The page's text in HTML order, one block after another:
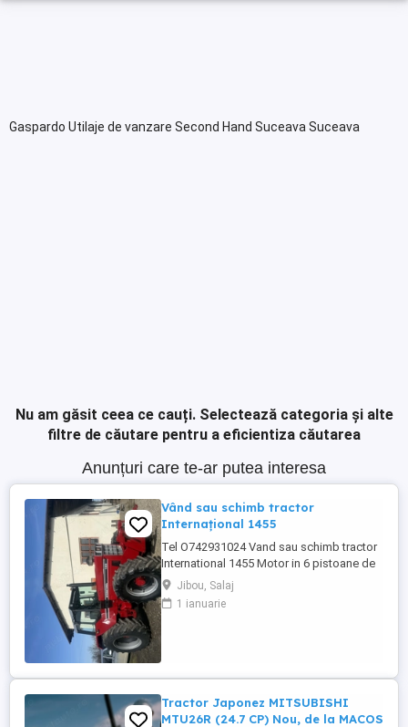
Gaspardo Utilaje de vanzare Second Hand Suceava Suceava
Nu am găsit ceea ce cauți. Selectează categoria și alte
filtre de căutare pentru a eficientiza căutarea
Anunțuri care te-ar putea interesa
Vând sau schimb tractor
Internațional 1455
Tel O742931024 Vand sau schimb tractor
International 1455 Motor in 6 pistoane de
145 cai cu turbo Cilindru ajutător la ridicare
Tiranti față Cauciucuri in stare foarte buna
Tractorul se afla intr-o stare foarte buna,
Jibou, Salaj
1 ianuarie
Tractor Japonez MITSUBISHI
MTU26R (24.7 CP) Nou, de la MACOS